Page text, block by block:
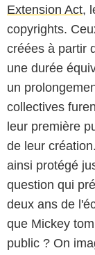
Extension Act,
copyrights.
créées à partir
une durée
un
collectives
leur première
de leur
ainsi protégé
question qui
deux ans de
que Mickey
public ? On